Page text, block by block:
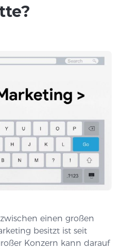
einen großen
besitzt ist seit
Konzern kann darauf